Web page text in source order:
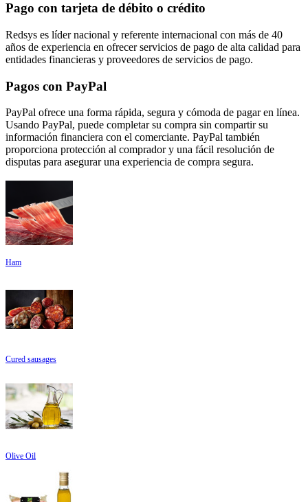
Pago con tarjeta de débito o crédito
Redsys es líder nacional y referente internacional con más de 40
años de experiencia en ofrecer servicios de pago de alta calidad para
entidades financieras y proveedores de servicios de pago.
Pagos con PayPal
PayPal ofrece una forma rápida, segura y cómoda de pagar en línea.
Usando PayPal, puede completar su compra sin compartir su
información financiera con el comerciante. PayPal también
proporciona protección al comprador y una fácil resolución de
disputas para asegurar una experiencia de compra segura.
Ham
Cured sausages
Olive Oil